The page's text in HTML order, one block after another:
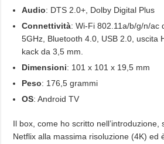
Audio: DTS 2.0+, Dolby Digital Plus
Connettività: Wi-Fi 802.11a/b/g/n/ac
5GHz, Bluetooth 4.0, USB 2.0, uscita
kack da 3,5 mm.
Dimensioni: 101 x 101 x 19,5 mm
Peso: 176,5 grammi
OS: Android TV
Il box, come ho scritto
Netflix alla massima risoluzione (4K) ed